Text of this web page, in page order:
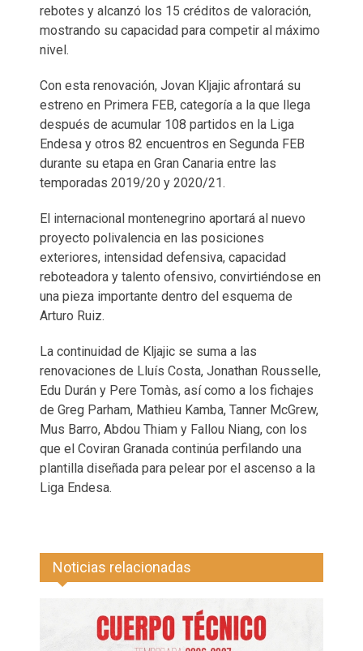
rebotes y alcanzó los 15 créditos de valoración,
mostrando su capacidad para competir al máximo
nivel.
Con esta renovación, Jovan Kljajic afrontará su
estreno en Primera FEB, categoría a la que llega
después de acumular 108 partidos en la Liga
Endesa y otros 82 encuentros en Segunda FEB
durante su etapa en Gran Canaria entre las
temporadas 2019/20 y 2020/21.
El internacional montenegrino aportará al nuevo
proyecto polivalencia en las posiciones
exteriores, intensidad defensiva, capacidad
reboteadora y talento ofensivo, convirtiéndose en
una pieza importante dentro del esquema de
Arturo Ruiz.
La continuidad de Kljajic se suma a las
renovaciones de Lluís Costa, Jonathan Rousselle,
Edu Durán y Pere Tomàs, así como a los fichajes
de Greg Parham, Mathieu Kamba, Tanner McGrew,
Mus Barro, Abdou Thiam y Fallou Niang, con los
que el Coviran Granada continúa perfilando una
plantilla diseñada para pelear por el ascenso a la
Liga Endesa.
Noticias relacionadas